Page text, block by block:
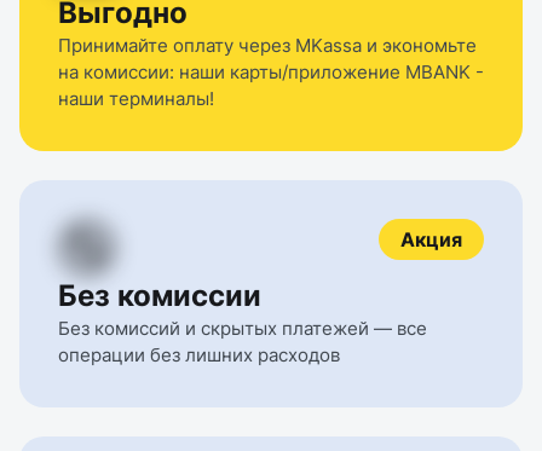
Выгодно
Принимайте оплату через MKassa и экономьте
на комиссии: наши карты/приложение MBANK -
наши терминалы!
Акция
Без комиссии
Без комиссий и скрытых платежей — все
операции без лишних расходов